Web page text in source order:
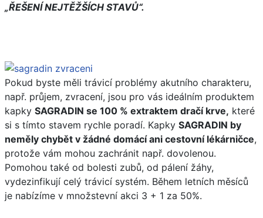
„ŘEŠENÍ NEJTĚŽŠÍCH STAVŮ“.
Pokud byste měli trávicí problémy akutního charakteru,
např. průjem, zvracení, jsou pro vás ideálním produktem
kapky SAGRADIN se 100 % extraktem dračí krve, které
si s tímto stavem rychle poradí. Kapky SAGRADIN by
neměly chybět v žádné domácí ani cestovní lékárničce,
protože vám mohou zachránit např. dovolenou.
Pomohou také od bolesti zubů, od pálení žáhy,
vydezinfikují celý trávicí systém. Během letních měsíců
je nabízíme v množstevní akci 3 + 1 za 50%.